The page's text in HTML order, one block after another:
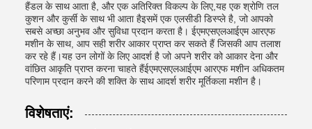
हैंडल के साथ आता है, और एक अतिरिक्त विकल्प के लिए,यह एक श्रोणि तल
कुशन और कुर्सी के साथ भी आता हैइसमें एक एलसीडी डिस्प्ले है, जो आपको
सबसे अच्छा अनुभव और सुविधा प्रदान करता है। ईएमएसएलआईएम आरएफ
मशीन के साथ, आप सही शरीर आकार प्राप्त कर सकते हैं जिसकी आप तलाश
कर रहे हैं।यह उन लोगों के लिए आदर्श है जो अपने शरीर को आकार देना और
वांछित आकृति प्राप्त करना चाहते हैंईएमएसएलआईएम आरएफ मशीन अधिकतम
परिणाम प्रदान करने की शक्ति के साथ आदर्श शरीर मूर्तिकला मशीन है।
विशेषताएं: